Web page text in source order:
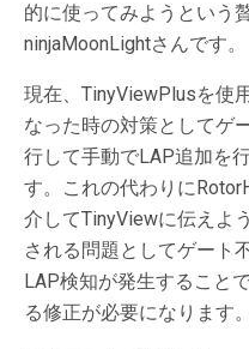
的に使ってみようという
ninjaMoonLightさんです。
現在、TinyViewPlusを使
なった時の対策としてゲ
行して手動でLAP追加を
す。これの代わりに
介してTinyViewに伝えよ
される問題としてゲート
LAP検知が発生すること
る修正が必要になります。